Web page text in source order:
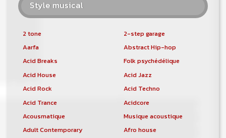
Style musical
2 tone
2-step garage
Aarfa
Abstract Hip-hop
Acid Breaks
Folk psychédélique
Acid House
Acid Jazz
Acid Rock
Acid Techno
Acid Trance
Acidcore
Acousmatique
Musique acoustique
Adult Contemporary
Afro house